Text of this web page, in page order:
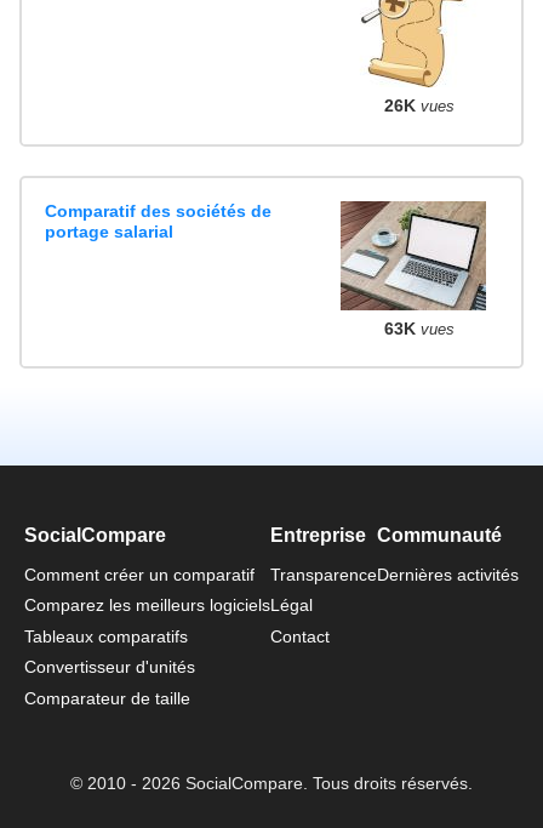
26K vues
Comparatif des sociétés de
portage salarial
63K vues
SocialCompare
Comment créer un comparatif
Comparez les meilleurs logiciels
Tableaux comparatifs
Convertisseur d'unités
Comparateur de taille
Entreprise
Transparence
Légal
Contact
Communauté
Dernières activités
© 2010 - 2026 SocialCompare. Tous droits réservés.